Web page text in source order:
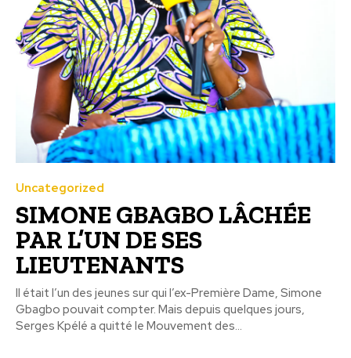
Uncategorized
SIMONE GBAGBO LÂCHÉE
PAR L’UN DE SES
LIEUTENANTS
Il était l’un des jeunes sur qui l’ex-Première Dame, Simone
Gbagbo pouvait compter. Mais depuis quelques jours,
Serges Kpélé a quitté le Mouvement des...